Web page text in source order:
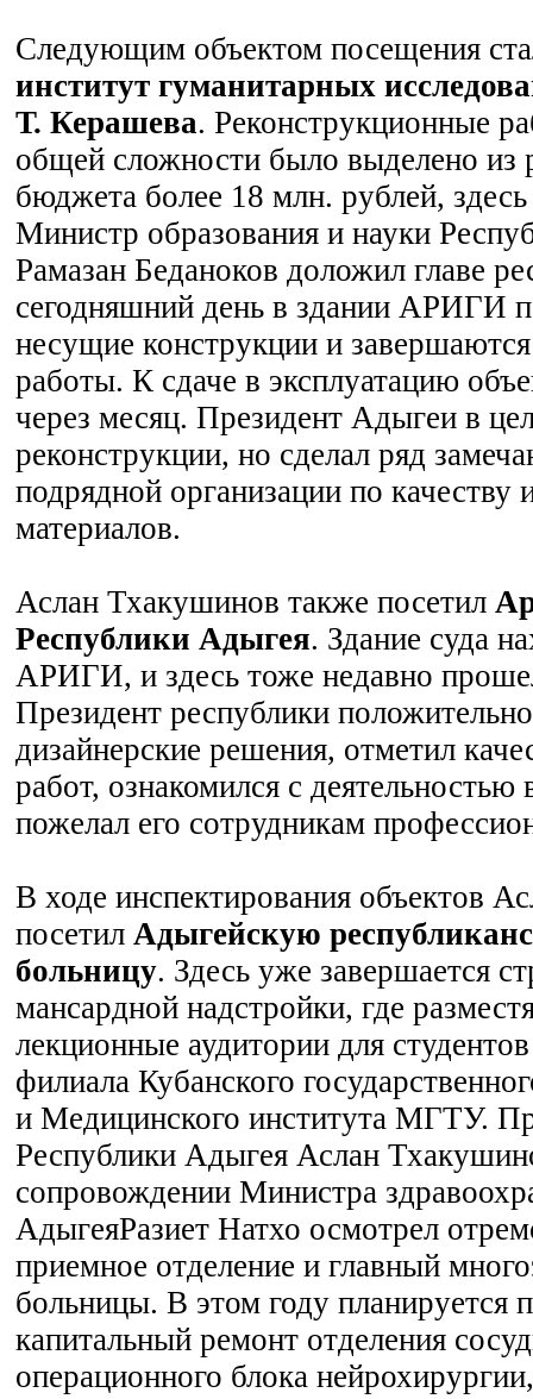
Следующим объектом посещения
институт гуманитарных
Т. Керашева. Реконструкционные
общей сложности было выделено из
бюджета более 18 млн. рублей, здесь
Министр образования и науки
Рамазан Беданоков доложил главе
сегодняшний день в здании АРИГИ
несущие конструкции и
работы. К сдаче в эксплуатацию
через месяц. Президент Адыгеи в
реконструкции, но сделал ряд
подрядной организации по качеству
материалов.
Аслан Тхакушинов также посетил
Республики Адыгея. Здание суда
АРИГИ, и здесь тоже недавно
Президент республики
дизайнерские решения, отметил
работ, ознакомился с деятельностью
пожелал его сотрудникам
В ходе инспектирования объектов
посетил Адыгейскую
больницу. Здесь уже завершается
мансардной надстройки, где
лекционные аудитории для
филиала Кубанского
и Медицинского института МГТУ.
Республики Адыгея Аслан
сопровождении Министра
АдыгеяРазиет Натхо осмотрел
приемное отделение и главный
больницы. В этом году планируется
капитальный ремонт отделения
операционного блока